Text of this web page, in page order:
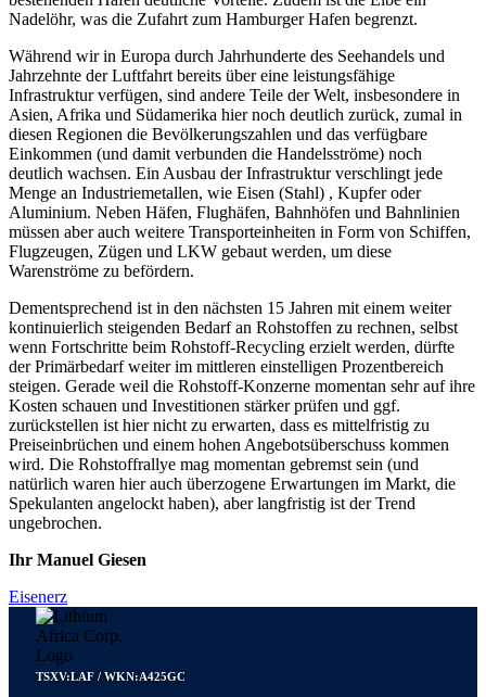
Nadelöhr, was die Zufahrt zum Hamburger Hafen begrenzt.
Während wir in Europa durch Jahrhunderte des Seehandels und
Jahrzehnte der Luftfahrt bereits über eine leistungsfähige
Infrastruktur verfügen, sind andere Teile der Welt, insbesondere in
Asien, Afrika und Südamerika hier noch deutlich zurück, zumal in
diesen Regionen die Bevölkerungszahlen und das verfügbare
Einkommen (und damit verbunden die Handelsströme) noch
deutlich wachsen. Ein Ausbau der Infrastruktur verschlingt jede
Menge an Industriemetallen, wie Eisen (Stahl) , Kupfer oder
Aluminium. Neben Häfen, Flughäfen, Bahnhöfen und Bahnlinien
müssen aber auch weitere Transporteinheiten in Form von Schiffen,
Flugzeugen, Zügen und LKW gebaut werden, um diese
Warenströme zu befördern.
Dementsprechend ist in den nächsten 15 Jahren mit einem weiter
kontinuierlich steigenden Bedarf an Rohstoffen zu rechnen, selbst
wenn Fortschritte beim Rohstoff-Recycling erzielt werden, dürfte
der Primärbedarf weiter im mittleren einstelligen Prozentbereich
steigen. Gerade weil die Rohstoff-Konzerne momentan sehr auf ihre
Kosten schauen und Investitionen stärker prüfen und ggf.
zurückstellen ist hier nicht zu erwarten, dass es mittelfristig zu
Preiseinbrüchen und einem hohen Angebotsüberschuss kommen
wird. Die Rohstoffrallye mag momentan gebremst sein (und
natürlich waren hier auch überzogene Erwartungen im Markt, die
Spekulanten angelockt haben), aber langfristig ist der Trend
ungebrochen.
Ihr Manuel Giesen
Eisenerz
TSXV:LAF / WKN:A425GC